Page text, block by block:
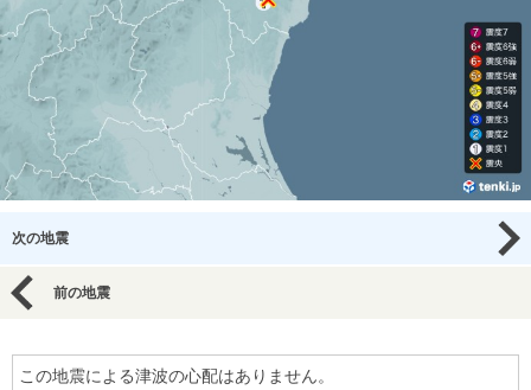
次の地震
前の地震
この地震による津波の心配はありません。